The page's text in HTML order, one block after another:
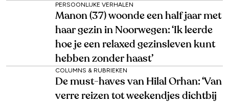
PERSOONLIJKE VERHALEN
Manon (37) woonde een half jaar met
haar gezin in Noorwegen: ‘Ik leerde
hoe je een relaxed gezinsleven kunt
hebben zonder haast’
COLUMNS & RUBRIEKEN
De must-haves van Hilal Orhan: ‘Van
verre reizen tot weekendjes dichtbij